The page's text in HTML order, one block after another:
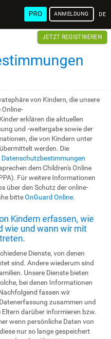
PRO ANMELDUNG
JETZT REGISTRIEREN
von Kindern, die unsere
Online-
erklären die aktuellen
und -weitergabe sowie der
die von Kindern unter
werden. Die
Datenschutzbestimmungen
dem Children's Online
Für weitere Informationen
über den Schutz der online-
bitteOnGuard Online.
Kindern erfassen, wie
wie und wann wir mit
Dienste, von denen
sind. Andere wiederum sind
Unsere Dienste bieten
bei denen Informationen
fassen wir
zusammen und
darüber informieren bzw.
wenn persönliche Daten von
nur so lange gespeichert